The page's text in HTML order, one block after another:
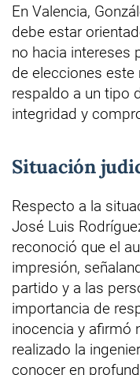
En Valencia,
debe estar
no hacia intereses
de elecciones
respaldo a un tipo
integridad y
Situación
Respecto a la
José Luis
reconoció que el
impresión,
partido y a las
importancia de
inocencia y afirmó
realizado la
conocer en